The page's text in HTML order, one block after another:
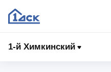
1-й Химкинский
1‑й Химкинский